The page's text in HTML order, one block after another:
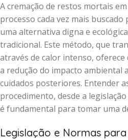
A cremação de restos mortais
processo cada vez mais
uma alternativa digna e
tradicional. Este método, que
através de calor intenso, oferece
a redução do impacto ambiental
cuidados posteriores. Entender
procedimento, desde a
é fundamental para tomar uma
Legislação e Normas